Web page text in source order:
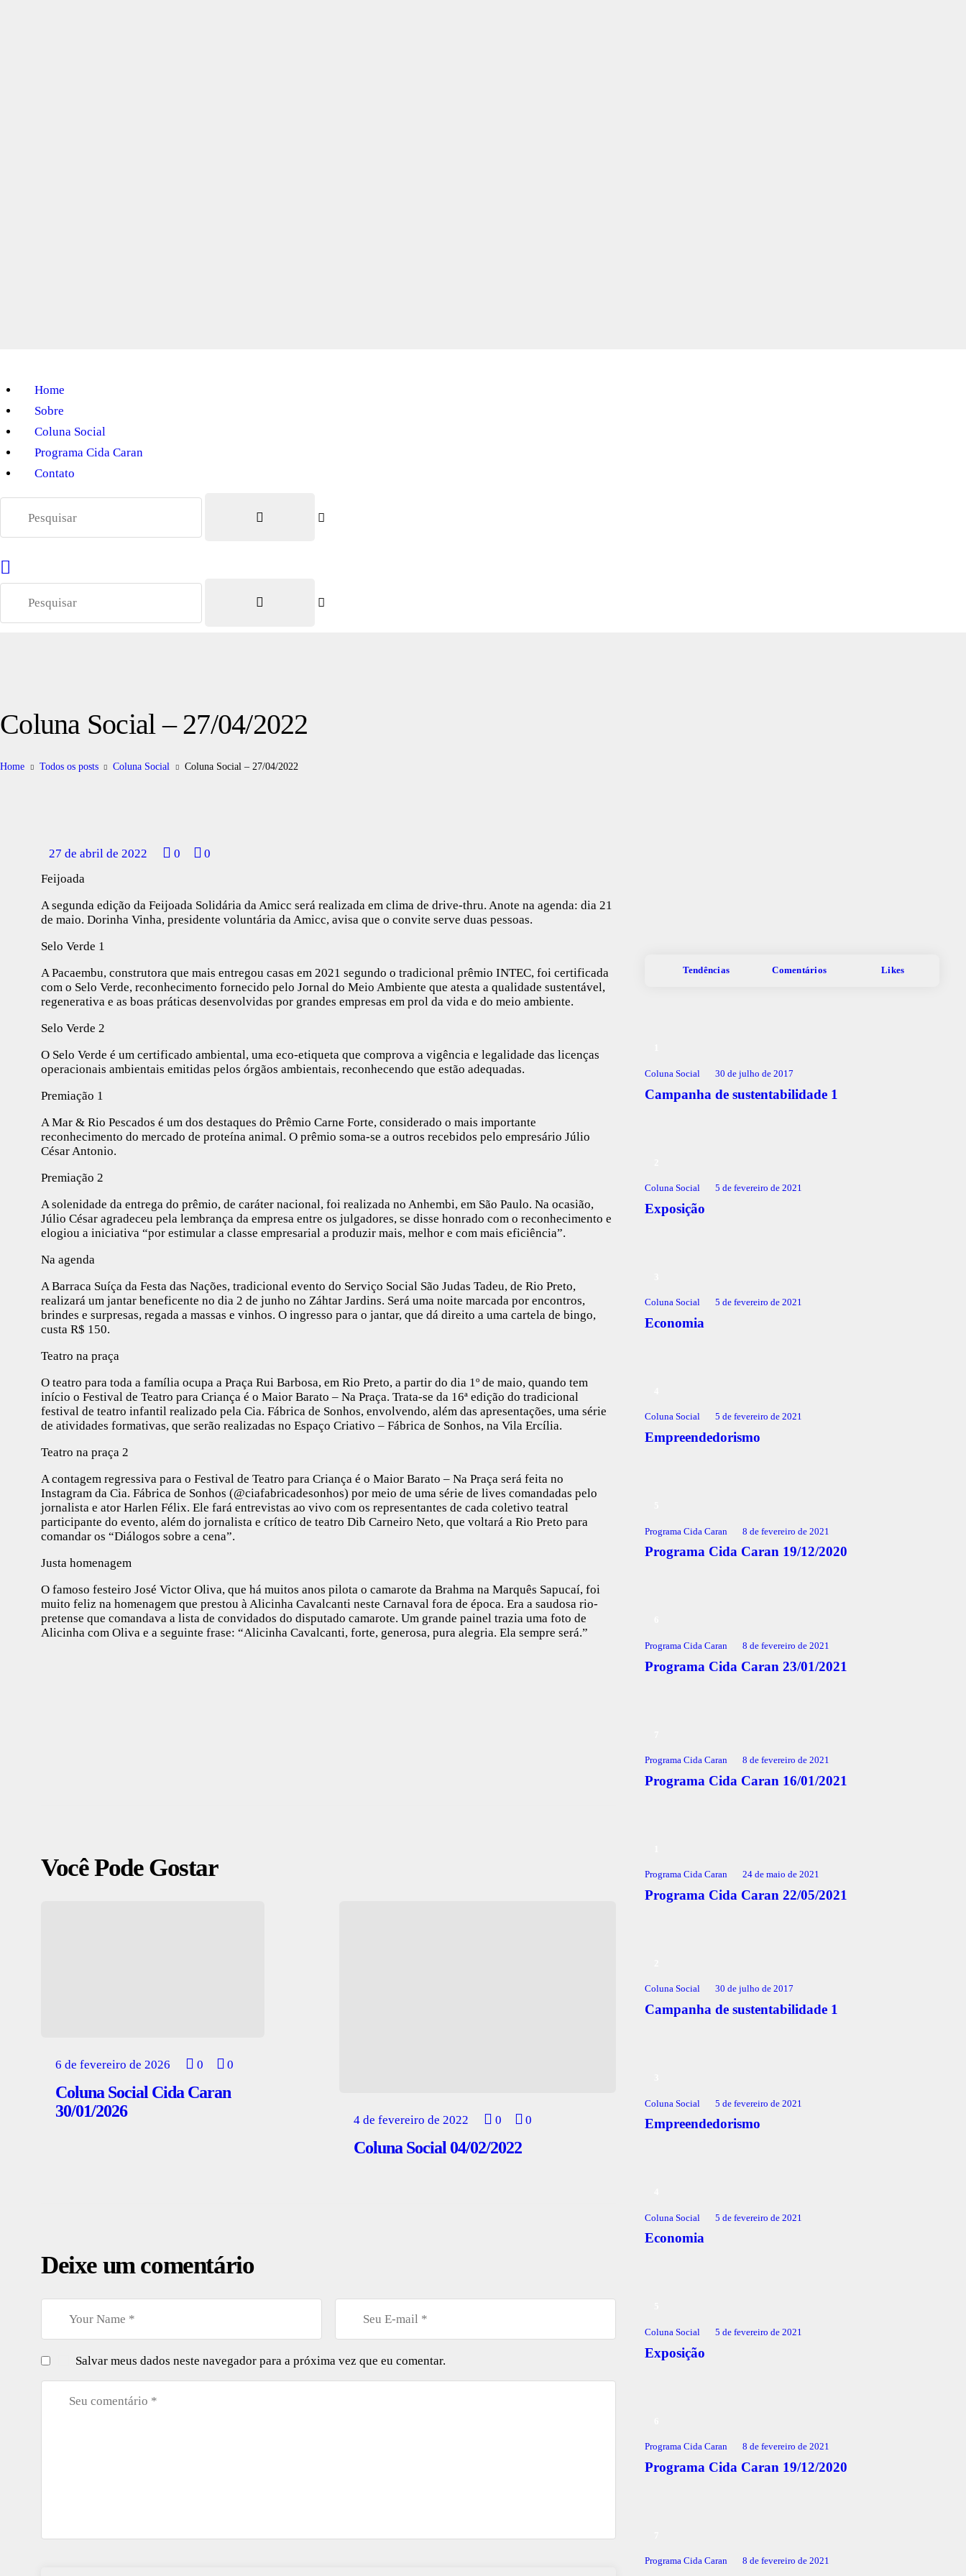
Home
Sobre
Coluna Social
Programa Cida Caran
Contato
Coluna Social – 27/04/2022
Home Todos os posts Coluna Social Coluna Social – 27/04/2022
27 de abril de 2022 0
0
Feijoada
A segunda edição da Feijoada Solidária da Amicc será realizada em clima de drive-thru. Anote na agenda: dia 21
de maio. Dorinha Vinha, presidente voluntária da Amicc, avisa que o convite serve duas pessoas.
Selo Verde 1
A Pacaembu, construtora que mais entregou casas em 2021 segundo o tradicional prêmio INTEC, foi certificada
com o Selo Verde, reconhecimento fornecido pelo Jornal do Meio Ambiente que atesta a qualidade sustentável,
regenerativa e as boas práticas desenvolvidas por grandes empresas em prol da vida e do meio ambiente.
Selo Verde 2
O Selo Verde é um certificado ambiental, uma eco-etiqueta que comprova a vigência e legalidade das licenças
operacionais ambientais emitidas pelos órgãos ambientais, reconhecendo que estão adequadas.
Premiação 1
A Mar & Rio Pescados é um dos destaques do Prêmio Carne Forte, considerado o mais importante
reconhecimento do mercado de proteína animal. O prêmio soma-se a outros recebidos pelo empresário Júlio
César Antonio.
Premiação 2
A solenidade da entrega do prêmio, de caráter nacional, foi realizada no Anhembi, em São Paulo. Na ocasião,
Júlio César agradeceu pela lembrança da empresa entre os julgadores, se disse honrado com o reconhecimento e
elogiou a iniciativa “por estimular a classe empresarial a produzir mais, melhor e com mais eficiência”.
Na agenda
A Barraca Suíça da Festa das Nações, tradicional evento do Serviço Social São Judas Tadeu, de Rio Preto,
realizará um jantar beneficente no dia 2 de junho no Záhtar Jardins. Será uma noite marcada por encontros,
brindes e surpresas, regada a massas e vinhos. O ingresso para o jantar, que dá direito a uma cartela de bingo,
custa R$ 150.
Teatro na praça
O teatro para toda a família ocupa a Praça Rui Barbosa, em Rio Preto, a partir do dia 1º de maio, quando tem
início o Festival de Teatro para Criança é o Maior Barato – Na Praça. Trata-se da 16ª edição do tradicional
festival de teatro infantil realizado pela Cia. Fábrica de Sonhos, envolvendo, além das apresentações, uma série
de atividades formativas, que serão realizadas no Espaço Criativo – Fábrica de Sonhos, na Vila Ercília.
Teatro na praça 2
A contagem regressiva para o Festival de Teatro para Criança é o Maior Barato – Na Praça será feita no
Instagram da Cia. Fábrica de Sonhos (@ciafabricadesonhos) por meio de uma série de lives comandadas pelo
jornalista e ator Harlen Félix. Ele fará entrevistas ao vivo com os representantes de cada coletivo teatral
participante do evento, além do jornalista e crítico de teatro Dib Carneiro Neto, que voltará a Rio Preto para
comandar os “Diálogos sobre a cena”.
Justa homenagem
O famoso festeiro José Victor Oliva, que há muitos anos pilota o camarote da Brahma na Marquês Sapucaí, foi
muito feliz na homenagem que prestou à Alicinha Cavalcanti neste Carnaval fora de época. Era a saudosa rio-
pretense que comandava a lista de convidados do disputado camarote. Um grande painel trazia uma foto de
Alicinha com Oliva e a seguinte frase: “Alicinha Cavalcanti, forte, generosa, pura alegria. Ela sempre será.”
Você Pode Gostar
6 de fevereiro de 2026 0 0
Coluna Social Cida Caran
30/01/2026
4 de fevereiro de 2022 0 0
Coluna Social 04/02/2022
Deixe um comentário
Salvar meus dados neste navegador para a próxima vez que eu comentar.
Tendências Comentários Likes
Coluna Social 30 de julho de 2017
Campanha de sustentabilidade 1
Coluna Social 5 de fevereiro de 2021
Exposição
Coluna Social 5 de fevereiro de 2021
Economia
Coluna Social 5 de fevereiro de 2021
Empreendedorismo
Programa Cida Caran 8 de fevereiro de 2021
Programa Cida Caran 19/12/2020
Programa Cida Caran 8 de fevereiro de 2021
Programa Cida Caran 23/01/2021
Programa Cida Caran 8 de fevereiro de 2021
Programa Cida Caran 16/01/2021
Programa Cida Caran 24 de maio de 2021
Programa Cida Caran 22/05/2021
Coluna Social 30 de julho de 2017
Campanha de sustentabilidade 1
Coluna Social 5 de fevereiro de 2021
Empreendedorismo
Coluna Social 5 de fevereiro de 2021
Economia
Coluna Social 5 de fevereiro de 2021
Exposição
Programa Cida Caran 8 de fevereiro de 2021
Programa Cida Caran 19/12/2020
Programa Cida Caran 8 de fevereiro de 2021